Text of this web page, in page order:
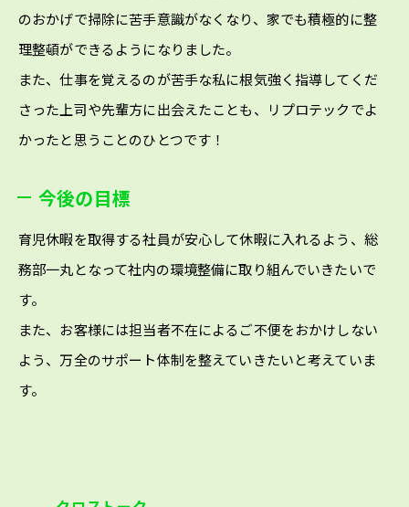
のおかげで掃除に苦手意識がなくなり、家でも積極的に整
理整頓ができるようになりました。
また、仕事を覚えるのが苦手な私に根気強く指導してくだ
さった上司や先輩方に出会えたことも、リプロテックでよ
かったと思うことのひとつです！
今後の目標
育児休暇を取得する社員が安心して休暇に入れるよう、総
務部一丸となって社内の環境整備に取り組んでいきたいで
す。
また、お客様には担当者不在によるご不便をおかけしない
よう、万全のサポート体制を整えていきたいと考えていま
す。